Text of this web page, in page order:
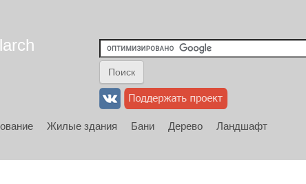
Жилые здания Бани Дерево
Ландшафт